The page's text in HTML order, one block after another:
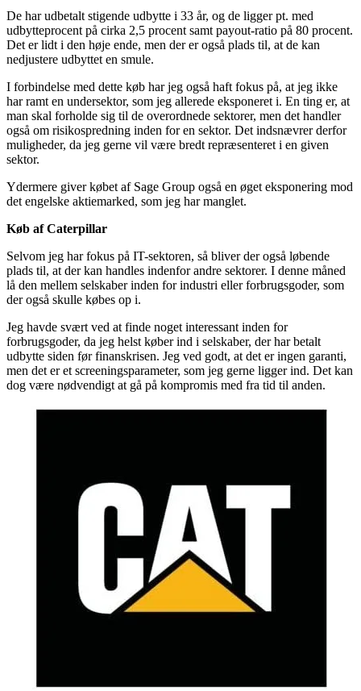
De har udbetalt stigende udbytte i 33 år, og de ligger pt. med
udbytteprocent på cirka 2,5 procent samt payout-ratio på 80 procent.
Det er lidt i den høje ende, men der er også plads til, at de kan
nedjustere udbyttet en smule.
I forbindelse med dette køb har jeg også haft fokus på, at jeg ikke
har ramt en undersektor, som jeg allerede eksponeret i. En ting er, at
man skal forholde sig til de overordnede sektorer, men det handler
også om risikospredning inden for en sektor. Det indsnævrer derfor
muligheder, da jeg gerne vil være bredt repræsenteret i en given
sektor.
Ydermere giver købet af Sage Group også en øget eksponering mod
det engelske aktiemarked, som jeg har manglet.
Køb af Caterpillar
Selvom jeg har fokus på IT-sektoren, så bliver der også løbende
plads til, at der kan handles indenfor andre sektorer. I denne måned
lå den mellem selskaber inden for industri eller forbrugsgoder, som
der også skulle købes op i.
Jeg havde svært ved at finde noget interessant inden for
forbrugsgoder, da jeg helst køber ind i selskaber, der har betalt
udbytte siden før finanskrisen. Jeg ved godt, at det er ingen garanti,
men det er et screeningsparameter, som jeg gerne ligger ind. Det kan
dog være nødvendigt at gå på kompromis med fra tid til anden.